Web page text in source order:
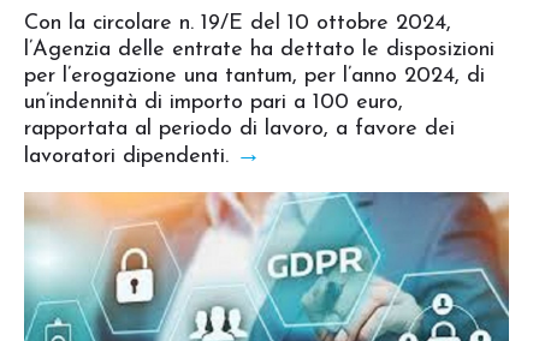
Con la circolare n. 19/E del 10 ottobre 2024,
l’Agenzia delle entrate ha dettato le disposizioni
per l’erogazione una tantum, per l’anno 2024, di
un’indennità di importo pari a 100 euro,
rapportata al periodo di lavoro, a favore dei
lavoratori dipendenti. →